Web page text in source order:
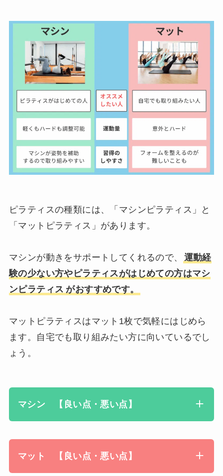
ピラティスの種類には、「マシンピラティス」と
「マットピラティス」があります。
マシンが動きをサポートしてくれるので、
運動経
験の少ない方やピラティスがはじめての方はマシ
ンピラテ ィス がおすすめです。
マットピラティスはマット1枚で気軽にはじめら
ます。自宅でも取り組みたい方に向いているでし
ょう。
マシン 【良い点・悪い点】
マット 【良い点・悪い点】